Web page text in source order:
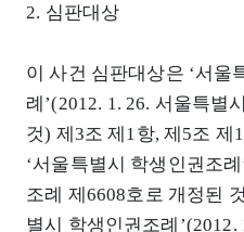
2. 심판대상
이 사건 심판대상은 ‘서울
례’(2012. 1. 26. 서울특별
것) 제3조 제1항, 제5조 제
‘서울특별시 학생인권조
조례 제6608호로 개정된
별시 학생인권조례